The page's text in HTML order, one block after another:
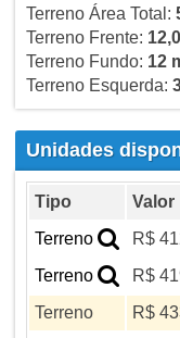
Terreno Área Total:
Terreno Frente:
Terreno Fundo: 12
Terreno Esquerda:
Unidades
Tipo Valor
Terreno
R$
Terreno
R$
Terreno
R$